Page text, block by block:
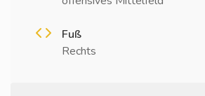
Fuß
Rechts